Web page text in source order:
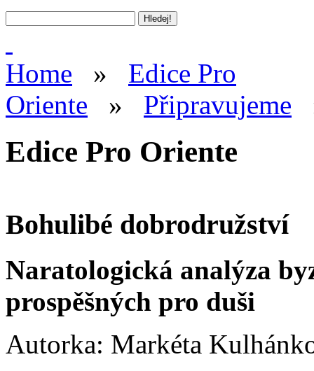
Home » Edice Pro
Oriente » Připravujeme
Edice Pro Oriente
Bohulibé dobrodružství
Naratologická analýza
prospěšných pro duši
Autorka: Markéta